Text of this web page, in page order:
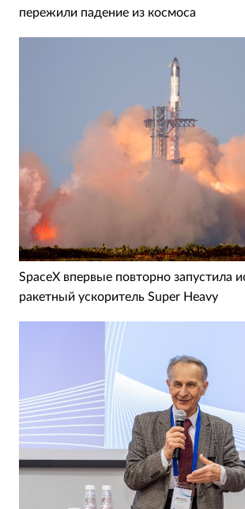
пережили падение из космоса
SpaceX впервые повторно запустила
ракетный ускоритель Super Heavy